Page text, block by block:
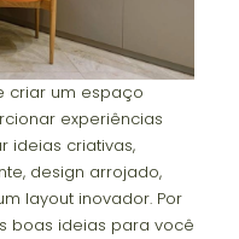
criar um espaço
experiências
ideias criativas,
design arrojado,
layout inovador. Por
boas ideias para você